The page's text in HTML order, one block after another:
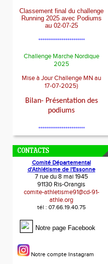
Classement final du challenge
Running 2025 avec Podiums
au 02-07-25
************************
Challenge Marche Nordique
2025
Mise à Jour Challenge MN au
17-07-2025)
Bilan- Présentation des
podiums
************************
CONTACTS
Comité Départemental
d'Athlétisme de l'Essonne
7 rue du 8 mai 1945
91130 Ris-Orangis
comite-athletisme91@cd-91-
athle.org
tél : 07.66.19.40.75
Notre page Facebook
Notre compte Instagram